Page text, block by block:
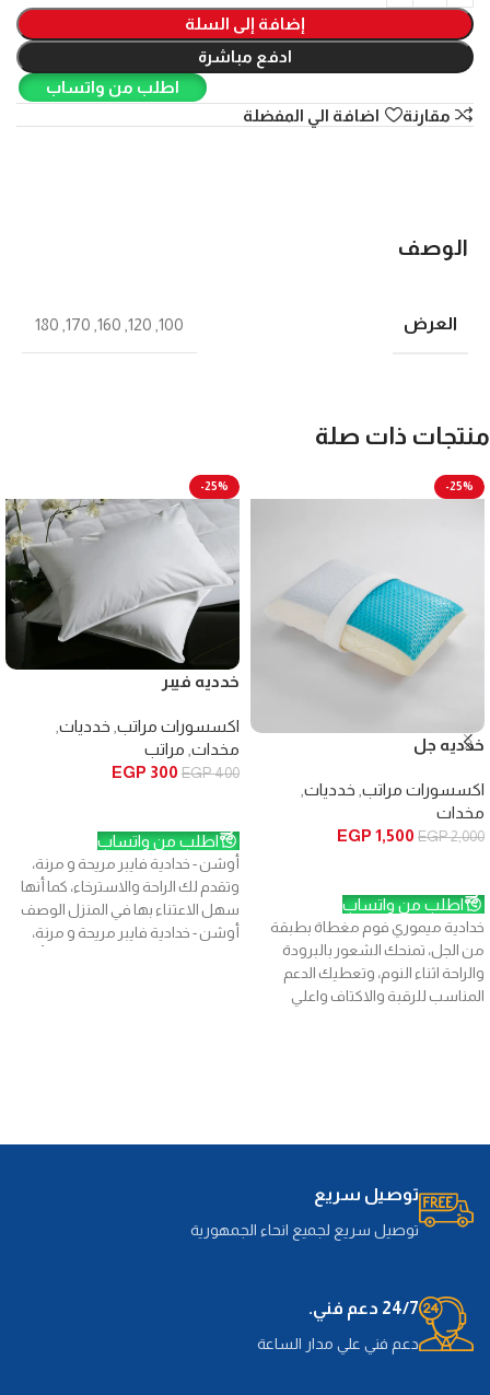
إضافة إلى السلة
ادفع مباشرة
اطلب من واتساب
مقارنة
اضافة الي المفضلة
الوصف
العرض 100
120
160
170
180
منتجات ذات صلة
-25%
خدديه جل
اكسسورات مراتب خدديات
مخدات
EGP2,000
EGP 1,500
اطلب من واتساب
خدادية ميموري فوم مغطاة بطبقة
من الجل، تمنحك الشعور بالبرودة
والراحة اثناء النوم، وتعطيك الدعم
المناسب للرقبة والاكتاف واعلي
-25%
خدديه فيبر
اكسسورات مراتب خدديات
مخدات مراتب
EGP400
EGP 300
اطلب من واتساب
أوشن - خدادية فايبر مريحة و مرنة،
وتقدم لك الراحة والاسترخاء، كما أنها
سهل الاعتناء بها في المنزل الوصف
أوشن - خدادية فايبر مريحة و مرنة،
توصيل سريع
توصيل سريع لجميع انحاء الجمهورية
24/7 دعم فني.
دعم فني علي مدار الساعة